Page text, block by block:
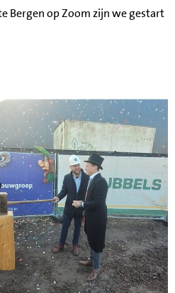
Bergen op Zoom zijn we gestart